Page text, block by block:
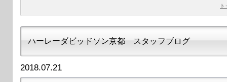
ト
ハーレーダビッドソン京都 スタッフブログ
2018.07.21